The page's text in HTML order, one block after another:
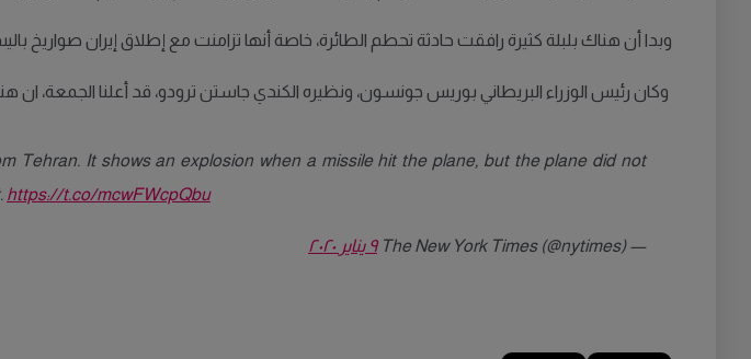
وبدا أن هناك بلبلة كثيرة رافقت حادثة تحطم الطائرة، خاصة أنها تزامنت مع إطلاق إيران صواريخ
وكان رئيس الوزراء البريطاني بوريس جونسون، ونظيره الكندي جاستن ترودو، قد أعلنا الجمعة، ان
Tehran. It shows an explosion when a missile hit the plane, but the plane did not
https://t.co/mcwFWcpQbu
— The New York Times (@nytimes) ٩ يناير ٢٠٢٠